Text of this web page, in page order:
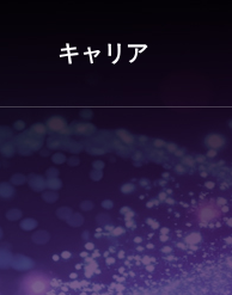
キャリア